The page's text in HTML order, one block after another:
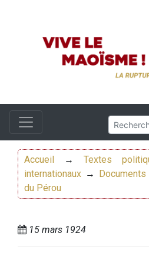
Accueil → Textes
internationaux →
du Pérou
15 mars 1924